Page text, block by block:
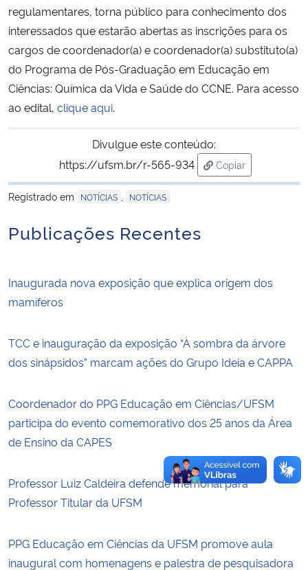
Ministério do Meio Ambiente
Ministério do Turismo
Ministério do Desenvolvimento Regional
Ministério da Mulher, da Família e dos Direitos Humanos
Secretaria-Geral
Secretaria de Governo
Advocacia-Geral da União
Banco Central do Brasil
regulamentares, torna público para conhecimento dos
interessados que estarão abertas as inscrições para os
cargos de coordenador(a) e coordenador(a) substituto(a)
do Programa de Pós-Graduação em Educação em
Ciências: Química da Vida e Saúde do CCNE. Para acesso
ao edital, clique aqui.
Divulgue este conteúdo:
https://ufsm.br/r-565-934
Copiar
para área de
Registrado em
NOTÍCIAS NOTÍCIAS
Publicações Recentes
Inaugurada nova exposição que explica origem dos
mamíferos
TCC e inauguração da exposição “À sombra da árvore
dos sinápsidos” marcam ações do Grupo Ideia e CAPPA
Coordenador do PPG Educação em Ciências/UFSM
participa do evento comemorativo dos 25 anos da Área
de Ensino da CAPES
Professor Luiz Caldeira defende memorial para
Professor Titular da UFSM
PPG Educação em Ciências da UFSM promove aula
inaugural com homenagens e palestra de pesquisadora